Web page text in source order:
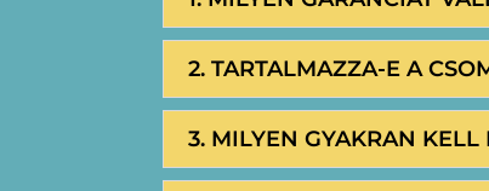
2. TARTALMAZZA-E A
3. MILYEN GYAKRAN